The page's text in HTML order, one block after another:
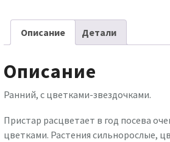
Blue/
Пристар
Blue
Описание Детали
Описание
Ранний, с цветками-звездочками.
Пристар расцветает в год посева
цветками. Растения сильнорослые,